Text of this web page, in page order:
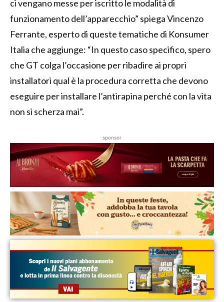
ci vengano messe per iscritto le modalità di
funzionamento dell’apparecchio” spiega Vincenzo
Ferrante, esperto di queste tematiche di Konsumer
Italia che aggiunge: “In questo caso specifico, spero
che GT colga l’occasione per ribadire ai propri
installatori qual è la procedura corretta che devono
eseguire per installare l’antirapina perché con la vita
non si scherza mai”.
sponsor